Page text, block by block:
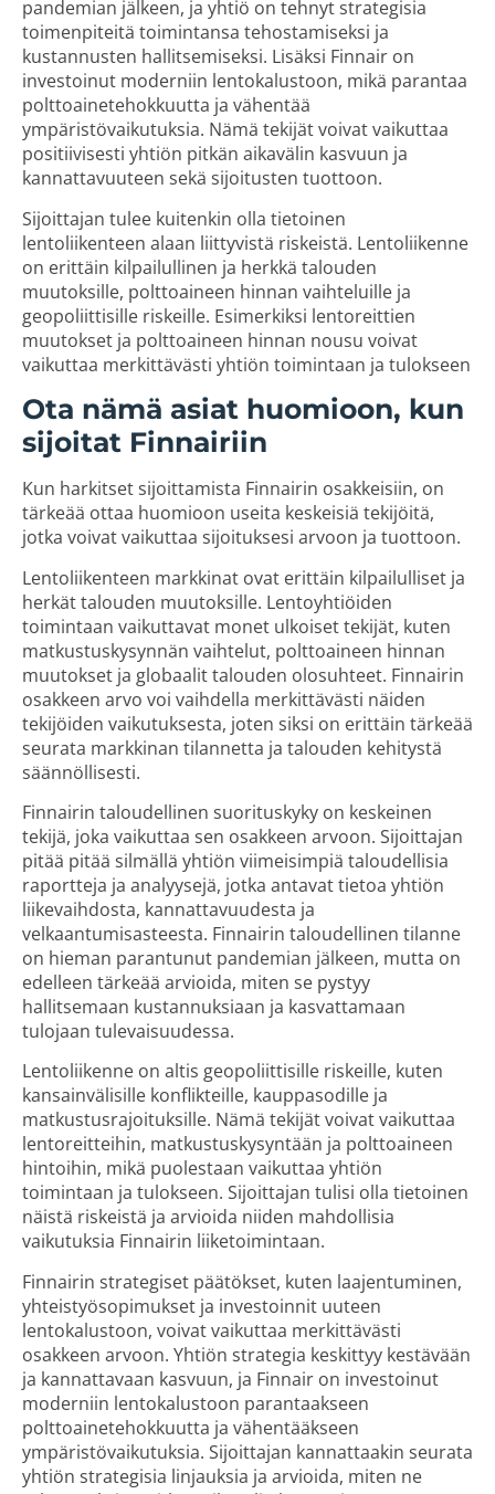
pandemian jälkeen, ja yhtiö on tehnyt strategisia
toimenpiteitä toimintansa tehostamiseksi ja
kustannusten hallitsemiseksi. Lisäksi Finnair on
investoinut moderniin lentokalustoon, mikä parantaa
polttoainetehokkuutta ja vähentää
ympäristövaikutuksia. Nämä tekijät voivat vaikuttaa
positiivisesti yhtiön pitkän aikavälin kasvuun ja
kannattavuuteen sekä sijoitusten tuottoon.
Sijoittajan tulee kuitenkin olla tietoinen
lentoliikenteen alaan liittyvistä riskeistä. Lentoliikenne
on erittäin kilpailullinen ja herkkä talouden
muutoksille, polttoaineen hinnan vaihteluille ja
geopoliittisille riskeille. Esimerkiksi lentoreittien
muutokset ja polttoaineen hinnan nousu voivat
vaikuttaa merkittävästi yhtiön toimintaan ja tulokseen
Ota nämä asiat huomioon, kun
sijoitat Finnairiin
Kun harkitset sijoittamista Finnairin osakkeisiin, on
tärkeää ottaa huomioon useita keskeisiä tekijöitä,
jotka voivat vaikuttaa sijoituksesi arvoon ja tuottoon.
Lentoliikenteen markkinat ovat erittäin kilpailulliset ja
herkät talouden muutoksille. Lentoyhtiöiden
toimintaan vaikuttavat monet ulkoiset tekijät, kuten
matkustuskysynnän vaihtelut, polttoaineen hinnan
muutokset ja globaalit talouden olosuhteet. Finnairin
osakkeen arvo voi vaihdella merkittävästi näiden
tekijöiden vaikutuksesta, joten siksi on erittäin tärkeää
seurata markkinan tilannetta ja talouden kehitystä
säännöllisesti.
Finnairin taloudellinen suorituskyky on keskeinen
tekijä, joka vaikuttaa sen osakkeen arvoon. Sijoittajan
pitää pitää silmällä yhtiön viimeisimpiä taloudellisia
raportteja ja analyysejä, jotka antavat tietoa yhtiön
liikevaihdosta, kannattavuudesta ja
velkaantumisasteesta. Finnairin taloudellinen tilanne
on hieman parantunut pandemian jälkeen, mutta on
edelleen tärkeää arvioida, miten se pystyy
hallitsemaan kustannuksiaan ja kasvattamaan
tulojaan tulevaisuudessa.
Lentoliikenne on altis geopoliittisille riskeille, kuten
kansainvälisille konflikteille, kauppasodille ja
matkustusrajoituksille. Nämä tekijät voivat vaikuttaa
lentoreitteihin, matkustuskysyntään ja polttoaineen
hintoihin, mikä puolestaan vaikuttaa yhtiön
toimintaan ja tulokseen. Sijoittajan tulisi olla tietoinen
näistä riskeistä ja arvioida niiden mahdollisia
vaikutuksia Finnairin liiketoimintaan.
Finnairin strategiset päätökset, kuten laajentuminen,
yhteistyösopimukset ja investoinnit uuteen
lentokalustoon, voivat vaikuttaa merkittävästi
osakkeen arvoon. Yhtiön strategia keskittyy kestävään
ja kannattavaan kasvuun, ja Finnair on investoinut
moderniin lentokalustoon parantaakseen
polttoainetehokkuutta ja vähentääkseen
ympäristövaikutuksia. Sijoittajan kannattaakin seurata
yhtiön strategisia linjauksia ja arvioida, miten ne